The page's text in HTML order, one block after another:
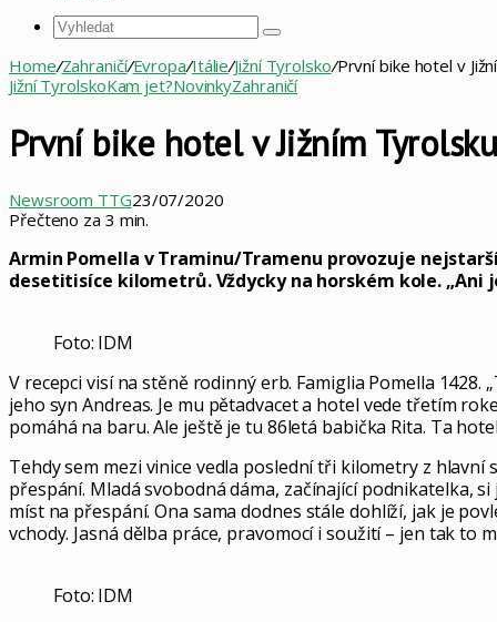
Vyhledat
Home/Zahraničí/Evropa/Itálie/Jižní Tyrolsko/První bike hotel v
Jižní TyrolskoKam jet?NovinkyZahraničí
První bike hotel v Jižním
Newsroom TTG23/07/2020
Přečteno za 3 min.
Armin Pomella v Traminu/Tramenu provozuje
desetitisíce kilometrů. Vždycky na horském kole. „Ani
Foto: IDM
V recepci visí na stěně rodinný erb. Famiglia Pomella
jeho syn Andreas. Je mu pětadvacet a hotel vede třetím
pomáhá na baru. Ale ještě je tu 86letá babička Rita. Ta
Tehdy sem mezi vinice vedla poslední tři kilometry z
přespání. Mladá svobodná dáma, začínající podnikatelka,
míst na přespání. Ona sama dodnes stále dohlíží, jak je
vchody. Jasná dělba práce, pravomocí i soužití – jen tak to
Foto: IDM